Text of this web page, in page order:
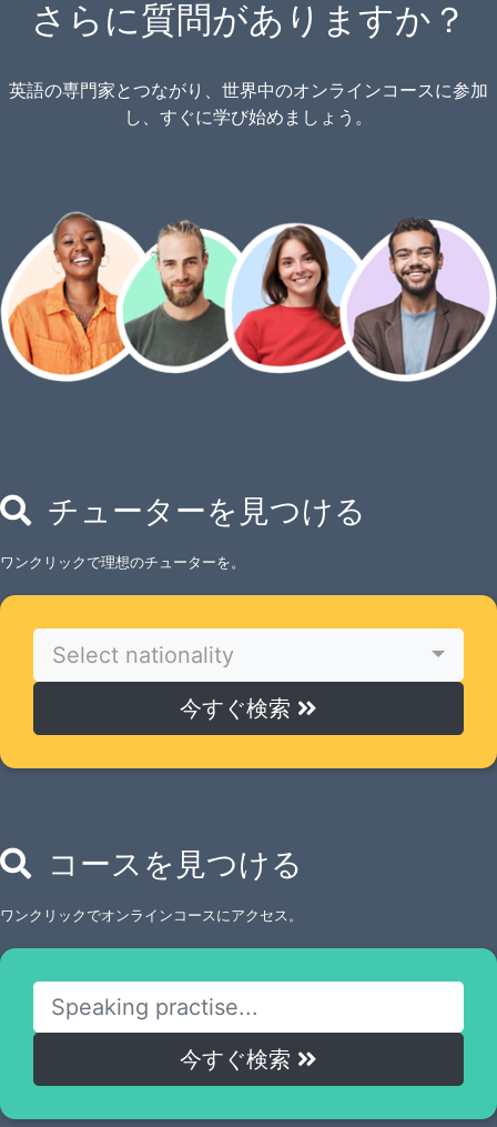
さらに質問がありますか？
英語の専門家とつながり、世界中のオンラインコースに参加
し、すぐに学び始めましょう。
チューターを見つける
ワンクリックで理想のチューターを。
Select nationality
今すぐ検索
コースを見つける
ワンクリックでオンラインコースにアクセス。
今すぐ検索